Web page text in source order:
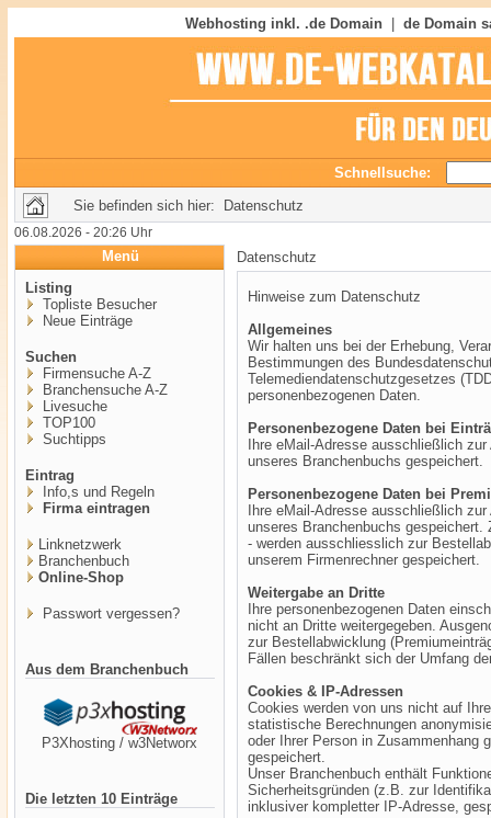
Webhosting inkl. .de Domain de Domain
Schnellsuche:
Sie befinden sich hier: Datenschutz
06.08.2026 - 20:26 Uhr
Menü
Listing
Topliste Besucher
Neue Einträge
Suchen
Firmensuche A-Z
Branchensuche A-Z
Livesuche
TOP100
Suchtipps
Eintrag
Info,s und Regeln
Firma eintragen
Linknetzwerk
Branchenbuch
Online-Shop
Passwort vergessen?
Aus dem Branchenbuch
P3Xhosting / w3Networx
Die letzten 10 Einträge
Datenschutz
Hinweise zum Datenschutz
Allgemeines
Wir halten uns bei der Erhebung,
Bestimmungen des
Telemediendatenschutzgesetzes
personenbezogenen Daten.
Personenbezogene Daten bei
Ihre eMail-Adresse ausschließlich
unseres Branchenbuchs gespeichert.
Personenbezogene Daten bei
Ihre eMail-Adresse ausschließlich
unseres Branchenbuchs
- werden ausschliesslich zur
unserem Firmenrechner gespeichert.
Weitergabe an Dritte
Ihre personenbezogenen Daten
nicht an Dritte weitergegeben.
zur Bestellabwicklung
Fällen beschränkt sich der Umfang
Cookies & IP-Adressen
Cookies werden von uns nicht auf
statistische Berechnungen
oder Ihrer Person in Zusammenhang
gespeichert.
Unser Branchenbuch enthält
Sicherheitsgründen (z.B. zur
inklusiver kompletter IP-Adresse,